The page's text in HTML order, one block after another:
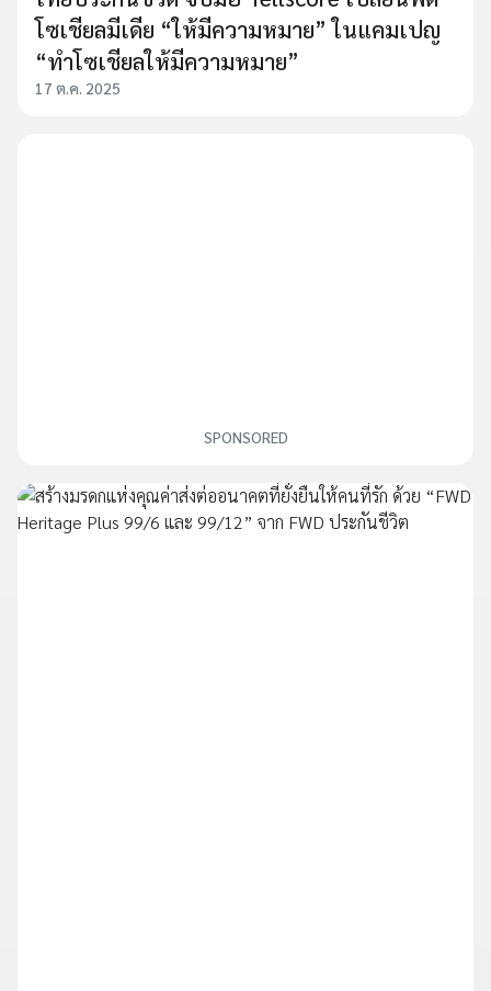
โซเชียลมีเดีย “ให้มีความหมาย” ในแคมเปญ
“ทำโซเชียลให้มีความหมาย”
17 ต.ค. 2025
SPONSORED